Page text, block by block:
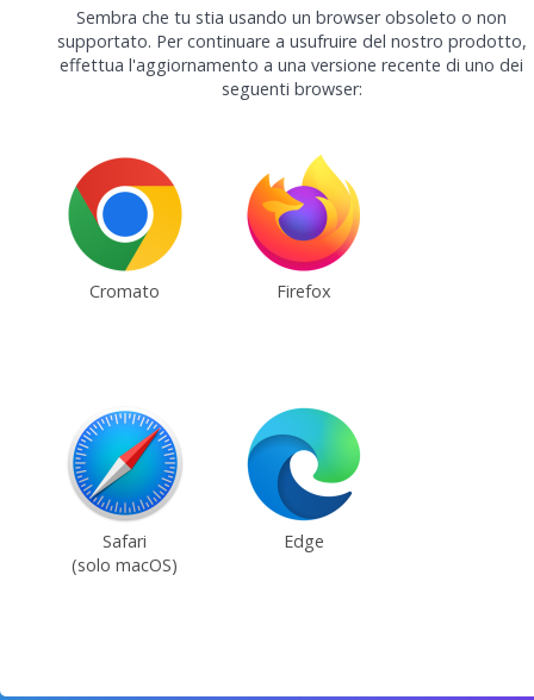
Sembra che tu stia usando un browser obsoleto o non
supportato. Per continuare a usufruire del nostro prodotto,
effettua l'aggiornamento a una versione recente di uno dei
seguenti browser:
Cromato Firefox
Safari
(solo macOS)
Edge